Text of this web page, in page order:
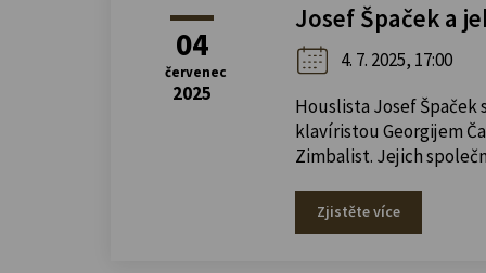
04
červenec
2025
Josef Špaček a
4. 7. 2025, 17:00
Houslista Josef Špaček
klavíristou Georgijem
Zimbalist. Jejich
Zjistěte více